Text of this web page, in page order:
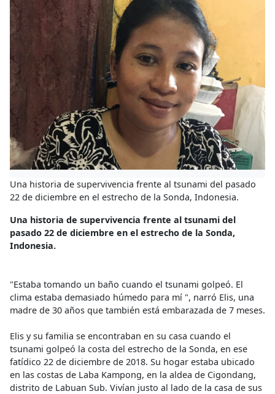
Una historia de supervivencia frente al tsunami del pasado
22 de diciembre en el estrecho de la Sonda, Indonesia.
Una historia de supervivencia frente al tsunami del
pasado 22 de diciembre en el estrecho de la Sonda,
Indonesia.
"Estaba tomando un baño cuando el tsunami golpeó. El
clima estaba demasiado húmedo para mí ", narró Elis, una
madre de 30 años que también está embarazada de 7 meses.
Elis y su familia se encontraban en su casa cuando el
tsunami golpeó la costa del estrecho de la Sonda, en ese
fatídico 22 de diciembre de 2018. Su hogar estaba ubicado
en las costas de Laba Kampong, en la aldea de Cigondang,
distrito de Labuan Sub. Vivían justo al lado de la casa de sus